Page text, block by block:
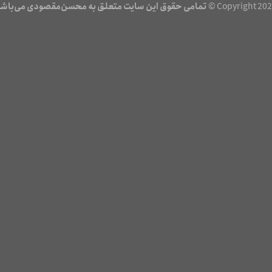
Copyright تمامی حقوق این سایت متعلق به محسن‌مقصودی